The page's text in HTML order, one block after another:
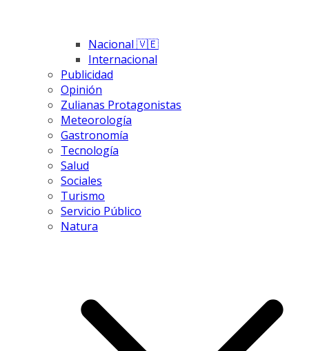
Nacional 🇻🇪
Internacional
Publicidad
Opinión
Zulianas Protagonistas
Meteorología
Gastronomía
Tecnología
Salud
Sociales
Turismo
Servicio Público
Natura